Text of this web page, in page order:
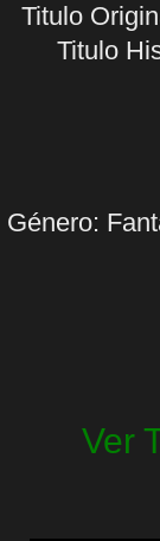
Titulo
Titulo
Género:
Ver